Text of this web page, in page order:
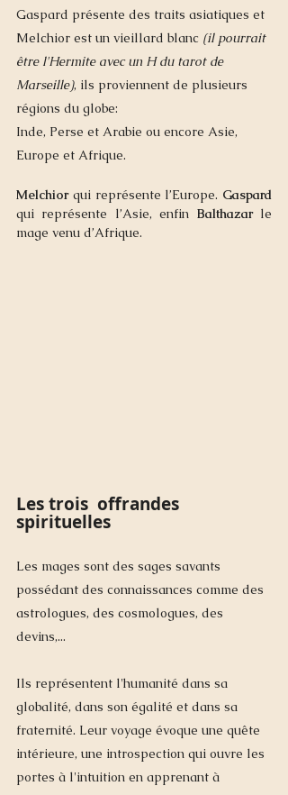
Gaspard présente des traits asiatiques et
Melchior est un vieillard blanc (il pourrait
être l'Hermite avec un H du tarot de
Marseille), ils proviennent de plusieurs
régions du globe:
Inde, Perse et Arabie ou encore Asie,
Europe et Afrique.
Melchior qui représente l’Europe. Gaspard
qui représente l’Asie, enfin Balthazar le
mage venu d’Afrique.
Les trois  offrandes
spirituelles
Les mages sont des sages savants
possédant des connaissances comme des
astrologues, des cosmologues, des
devins,...
Ils représentent l'humanité dans sa
globalité, dans son égalité et dans sa
fraternité. Leur voyage évoque une quête
intérieure, une introspection qui ouvre les
portes à l'intuition en apprenant à